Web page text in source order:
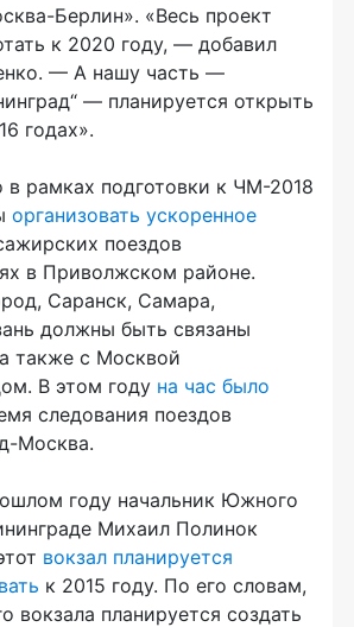
Берлин». «Весь проект
к 2020 году, — добавил
— А нашу часть —
“ — планируется открыть
годах».
рамках подготовки к ЧМ-2018
организовать ускоренное
поездов
в Приволжском районе.
Саранск, Самара,
должны быть связаны
также с Москвой
В этом году на час было
следования поездов
Москва.
году начальник Южного
Михаил Полинок
вокзал планируется
к 2015 году. По его словам,
вокзала планируется создать